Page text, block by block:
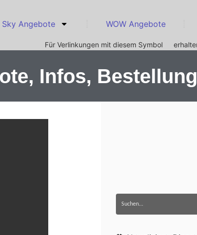
Sky Angebote WOW Angebote
Für Verlinkungen mit diesem Symbol
Infos, Bestellung